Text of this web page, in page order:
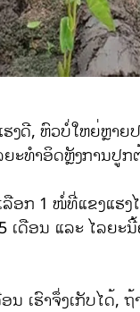
ງດີ, ຫົວບໍ່ໃຫຍ່ຫຼາ
ຍະທໍາອິດຫຼັງການ
ອກ 1 ໜໍ່ທີ່ແຂງແຮ
ເດືອນ ແລະ ໄລຍ
ນ ເຮົາຈຶ່ງເກັບໄດ້,